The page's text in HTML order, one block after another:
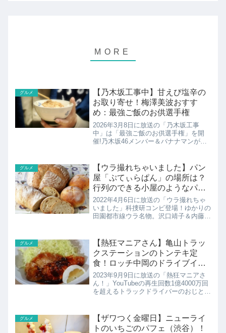
グルメ
【乃木坂工事中】甘えび塩辛の
お取り寄せ！梅澤美波おすす
め：最強ご飯のお供選手権
2026年3月8日に放送の「乃木坂工事
中」は「最強ご飯のお供選手権」を開
催!乃木坂46メンバー＆バナナマンが白
門」。梅澤美波さんおすすめの「甘えび
塩辛」の紹介です！
グルメ
【ウラ撮れちゃいました】パン
屋「ぷてぃらぱん」の場所は？
行列のできる小屋のようなパン
屋さん：横浜 市が尾
2022年4月6日に放送の「ウラ撮れちゃ
いました」科捜研コンビ登場！ゆかりの
田園都市線ウラ名物。沢口靖子＆内藤剛
し！行列のできる小屋のようなパン屋さ
ん「ぷてぃらぱん」の紹...
グルメ
【熱狂マニアさん】亀山トラッ
クステーションのトンテキ定
食！ロッチ中岡のドライブイン
グルメ
2023年9月9日に放送の「熱狂マニアさ
ん！」YouTubeの再生回数1億4000万回
を超えるトラックドライバーのおじとら
ば…夏の絶品ドライブイングルメを食べ
尽くす！こち...
グルメ
【ザワつく金曜日】ニューライ
トのいちごのパフェ（渋谷）！